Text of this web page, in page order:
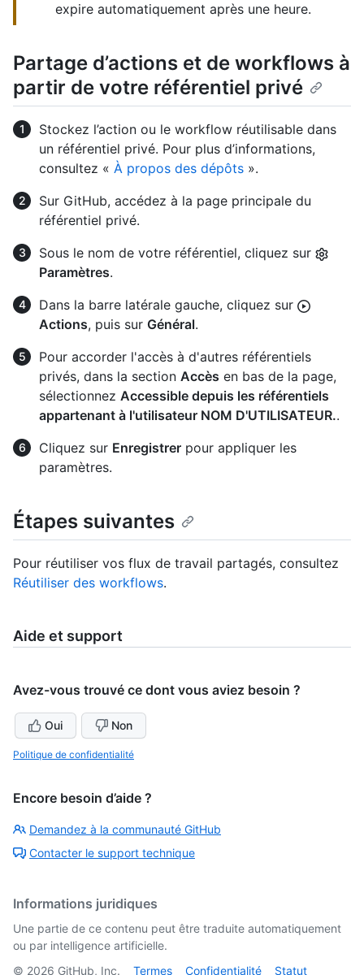
expire automatiquement après une heure.
Partage d’actions et de workflows à
partir de votre référentiel privé
Stockez l’action ou le workflow réutilisable dans
un référentiel privé. Pour plus d’informations,
consultez « À propos des dépôts ».
Sur GitHub, accédez à la page principale du
référentiel privé.
Sous le nom de votre référentiel, cliquez sur
Paramètres.
Dans la barre latérale gauche, cliquez sur
Actions, puis sur Général.
Pour accorder l'accès à d'autres référentiels
privés, dans la section Accès en bas de la page,
sélectionnez Accessible depuis les référentiels
appartenant à l'utilisateur NOM D'UTILISATEUR..
Cliquez sur Enregistrer pour appliquer les
paramètres.
Étapes suivantes
Pour réutiliser vos flux de travail partagés, consultez
Réutiliser des workflows.
Aide et support
Avez-vous trouvé ce dont vous aviez besoin ?
Oui Non
Politique de confidentialité
Encore besoin d’aide ?
Demandez à la communauté GitHub
Contacter le support technique
Informations juridiques
Une partie de ce contenu peut être traduite automatiquement
ou par intelligence artificielle.
© 2026 GitHub, Inc. Termes Confidentialité Statut